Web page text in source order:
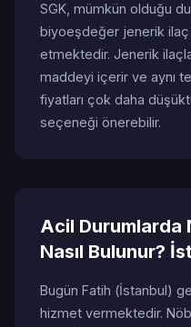
SGK, mümkün olduğu
biyoeşdeğer jenerik ilaç
etmektedir. Jenerik
maddeyi içerir ve aynı
fiyatları çok daha
seçeneği önerebilir.
Acil Durumlarda
Nasıl Bulunur?
Bugün Fatih (İstanbul)
hizmet vermektedir.